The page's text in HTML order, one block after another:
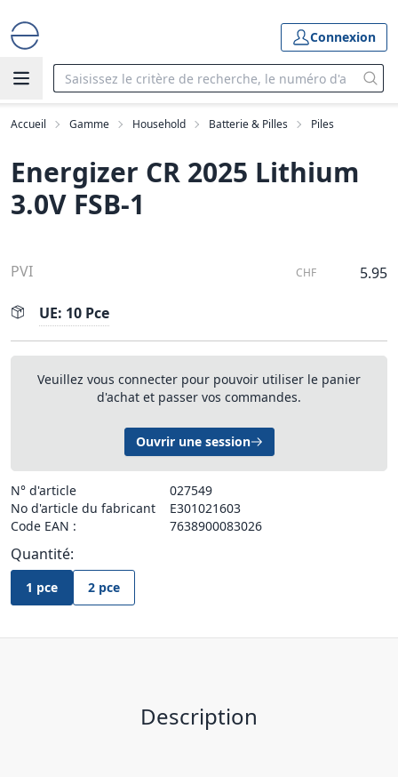
Connexion
Accueil Gamme Household Batterie & Pilles Piles
Energizer CR 2025 Lithium
3.0V FSB-1
PVI CHF 5.95
UE: 10 Pce
Veuillez vous connecter pour pouvoir utiliser le panier
d'achat et passer vos commandes.
Ouvrir une session
N° d'article
027549
No d'article du fabricant
E301021603
Code EAN :
7638900083026
Quantité:
1 pce 2 pce
Description